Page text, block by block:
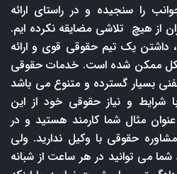
را سنجیده و در راستای ارائه
از هیچ تلاشی مضایقه نکرده ایم.
داشتن یک تیم حقوقی قوی و ارائه
ممکن شده است. خدمات حقوقی
بسیار گسترده و متنوع می باشد
شرایط و نیاز حقوقی خود از این
مثال شما کارمند هستید و در
حقوقی با وکیل ندارید. ولی
می توانید در هر ساعت از شبانه